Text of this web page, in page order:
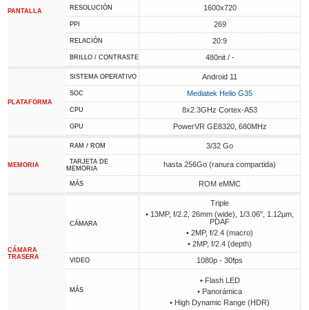
PANTALLA RESOLUCIÓN 1600x720
PPI 269
RELACIÓN 20:9
BRILLO / CONTRASTE 480nit / -
PLATAFORMA
SISTEMA OPERATIVO Android 11
SOC Mediatek Helio G35
CPU 8x2.3GHz Cortex-A53
GPU PowerVR GE8320, 680MHz
MEMORIA
RAM / ROM 3/32 Go
TARJETA DE
MEMORIA
hasta 256Go (ranura compartida)
MÁS ROM eMMC
CÁMARA
TRASERA
CÁMARA
Triple
• 13MP, f/2.2, 26mm (wide), 1/3.06", 1.12µm,
PDAF
• 2MP, f/2.4 (macro)
• 2MP, f/2.4 (depth)
VIDEO 1080p - 30fps
MÁS
• Flash LED
• Panorámica
• High Dynamic Range (HDR)